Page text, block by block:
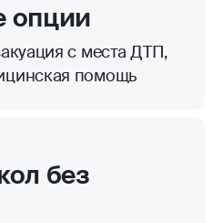
опции
с места ДТП,
помощь
без